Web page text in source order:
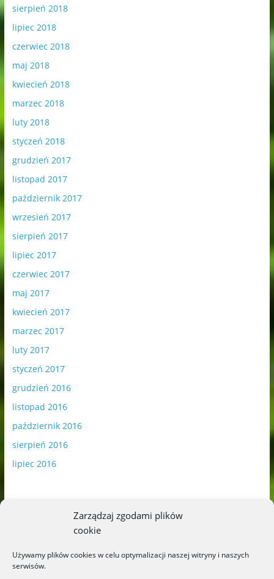
Zarządzaj zgodami plików
cookie
Używamy plików cookies w celu optymalizacji naszej witryny i naszych
serwisów.
sierpień 2018
lipiec 2018
czerwiec 2018
maj 2018
kwiecień 2018
marzec 2018
luty 2018
styczeń 2018
grudzień 2017
listopad 2017
październik 2017
wrzesień 2017
sierpień 2017
lipiec 2017
czerwiec 2017
maj 2017
kwiecień 2017
marzec 2017
luty 2017
styczeń 2017
grudzień 2016
listopad 2016
październik 2016
sierpień 2016
lipiec 2016